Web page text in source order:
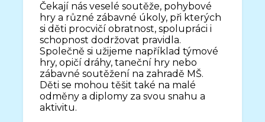
Čekají nás veselé soutěže, pohybové
hry a různé zábavné úkoly, při kterých
si děti procvičí obratnost, spolupráci i
schopnost dodržovat pravidla.
Společně si užijeme například týmové
hry, opičí dráhy, taneční hry nebo
zábavné soutěžení na zahradě MŠ.
Děti se mohou těšit také na malé
odměny a diplomy za svou snahu a
aktivitu.